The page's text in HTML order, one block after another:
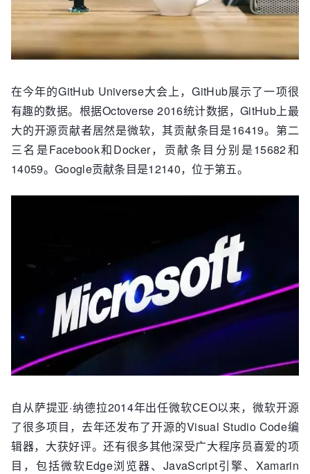
在今年的GitHub Universe大会上，GitHub展示了一项很
有趣的数据。根据Octoverse 2016统计数据，GitHub上最
大的开源贡献者居然是微软，其贡献条目是16419。第二
三名是Facebook和Docker，贡献条目分别是15682和
14059。Google贡献条目是12140，位于第五。
自从萨提亚·纳德拉2014年出任微软CEO以来，微软开源
了很多项目，去年还发布了开源的Visual Studio Code编
辑器，大获好评。还有很多其他深受广大程序员喜爱的项
目，包括微软Edge浏览器、JavaScript引擎、Xamarin